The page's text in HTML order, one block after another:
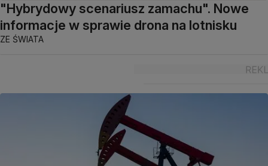
"Hybrydowy scenariusz zamachu". Nowe
informacje w sprawie drona na lotnisku
ZE ŚWIATA